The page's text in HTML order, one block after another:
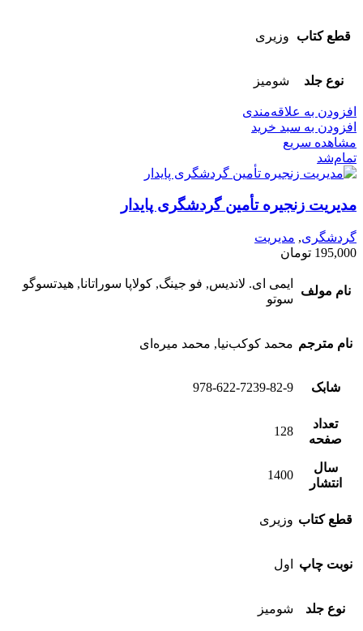
قطع کتاب وزیری
نوع جلد شومیز
افزودن به علاقه‌مندی
افزودن به سبد خرید
مشاهده سریع
تمام‌شد
مدیریت زنجیره تأمین گردشگری پایدار
گردشگری, مدیریت
195,000 تومان
نام مولف
ایمی ای. لاندیس, فو جينگ, كولاپا سوراتانا, هيدتسوگو
سوتو
نام مترجم محمد كوكب‌نيا, محمد میره‌ای
شابک 978-622-7239-82-9
تعداد
صفحه
128
سال
انتشار
1400
قطع کتاب وزیری
نوبت چاپ اول
نوع جلد شومیز